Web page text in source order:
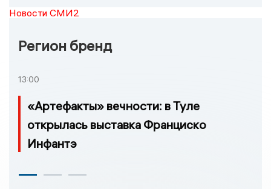
Новости СМИ2
Регион бренд
13:00
«Артефакты» вечности: в Туле
открылась выставка Франциско
Инфантэ